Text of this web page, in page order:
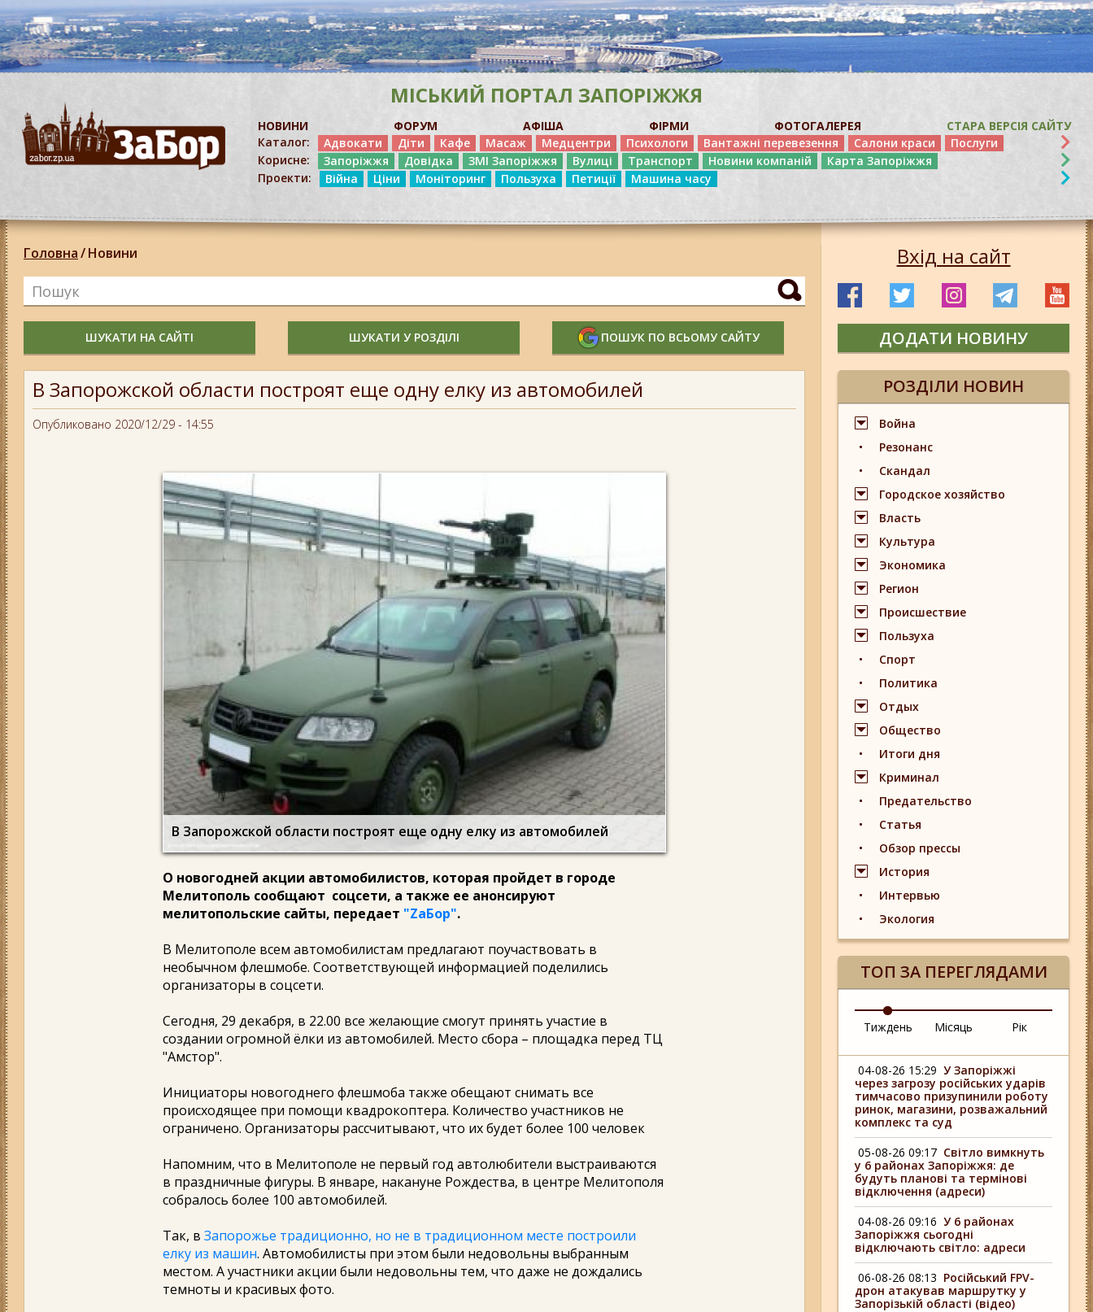
МІСЬКИЙ ПОРТАЛ ЗАПОРІЖЖЯ
НОВИНИ ФОРУМ АФІША ФІРМИ ФОТОГАЛЕРЕЯ
СТАРА ВЕРСІЯ САЙТУ
Каталог:
Адвокати Діти Кафе Масаж Медцентри Психологи Вантажні перевезення Салони краси
Послуги
Корисне:
Запоріжжя Довідка ЗМІ Запоріжжя Вулиці Транспорт Новини компаній
Карта Запоріжжя
Проекти:
Війна Ціни Моніторинг Пользуха Петиції Машина часу
Головна/Новини
ШУКАТИ НА САЙТІ ШУКАТИ У РОЗДІЛІ ПОШУК ПО ВСЬОМУ САЙТУ
В Запорожской области построят еще одну елку из автомобилей
Опубликовано 2020/12/29 - 14:55
В Запорожской области построят еще одну елку из автомобилей
О новогодней акции автомобилистов, которая пройдет в городе
Мелитополь сообщают соцсети, а также ее анонсируют
мелитопольские сайты, передает "ZаБор".
В Мелитополе всем автомобилистам предлагают поучаствовать в
необычном флешмобе. Соответствующей информацией поделились
организаторы в соцсети.
Сегодня, 29 декабря, в 22.00 все желающие смогут принять участие в
создании огромной ёлки из автомобилей. Место сбора – площадка перед ТЦ
"Амстор".
Инициаторы новогоднего флешмоба также обещают снимать все
происходящее при помощи квадрокоптера. Количество участников не
ограничено. Организаторы рассчитывают, что их будет более 100 человек
Напомним, что в Мелитополе не первый год автолюбители выстраиваются
в праздничные фигуры. В январе, накануне Рождества, в центре Мелитополя
собралось более 100 автомобилей.
Так, в Запорожье традиционно, но не в традиционном месте построили
елку из машин. Автомобилисты при этом были недовольны выбранным
местом. А участники акции были недовольны тем, что даже не дождались
темноты и красивых фото.
Вхід на сайт
ДОДАТИ НОВИНУ
РОЗДІЛИ НОВИН
Война
Резонанс
Скандал
Городское хозяйство
Власть
Культура
Экономика
Регион
Происшествие
Пользуха
Спорт
Политика
Отдых
Общество
Итоги дня
Криминал
Предательство
Статья
Обзор прессы
История
Интервью
Экология
ТОП ЗА ПЕРЕГЛЯДАМИ
Тиждень Місяць Рік
04-08-26 15:29 У Запоріжжі
через загрозу російських ударів
тимчасово призупинили роботу
ринок, магазини, розважальний
комплекс та суд
05-08-26 09:17 Світло вимкнуть
у 6 районах Запоріжжя: де
будуть планові та термінові
відключення (адреси)
04-08-26 09:16 У 6 районах
Запоріжжя сьогодні
відключають світло: адреси
06-08-26 08:13 Російський FPV-
дрон атакував маршрутку у
Запорізькій області (відео)